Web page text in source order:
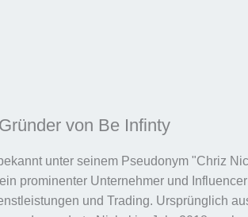
von Be Infinty
unter seinem Pseudonym "Chriz
prominenter Unternehmer und
und Trading. Ursprünglich